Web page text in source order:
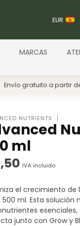
EUR
MARCAS
Envío gratuito a partir
NUTRIENTS
ml
IVA incluido
el crecimiento de
500 ml. Esta
junto con Grow y